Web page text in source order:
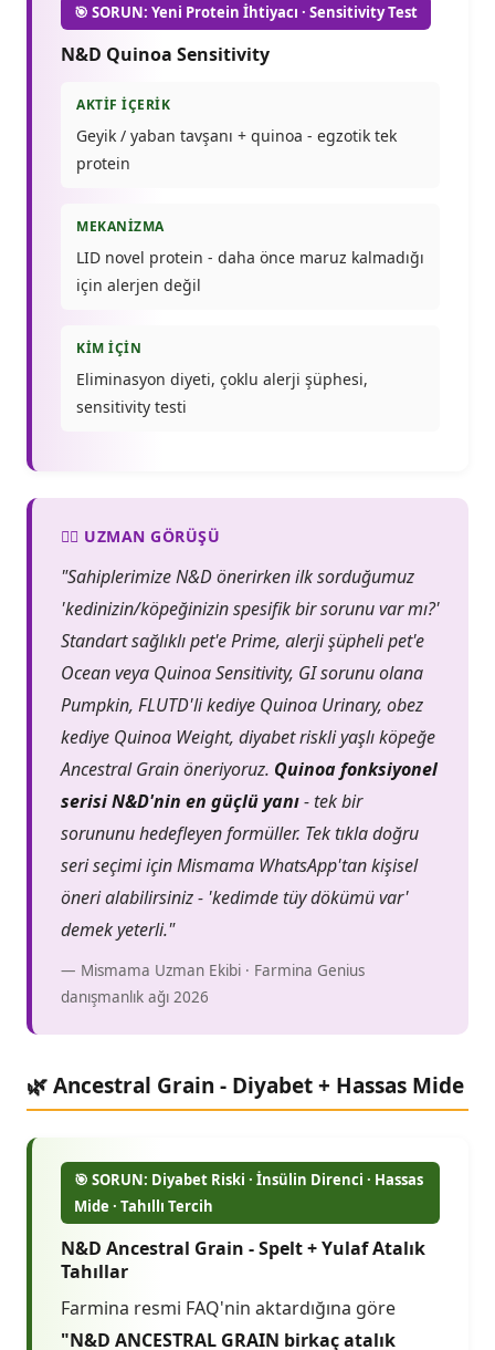
🎯 SORUN: Yeni Protein İhtiyacı · Sensitivity Test
N&D Quinoa Sensitivity
AKTIF İÇERIK
Geyik / yaban tavşanı + quinoa - egzotik tek
protein
MEKANIZMA
LID novel protein - daha önce maruz kalmadığı
için alerjen değil
KIM İÇIN
Eliminasyon diyeti, çoklu alerji şüphesi,
sensitivity testi
👨‍⚕️ UZMAN GÖRÜŞÜ
"Sahiplerimize N&D önerirken ilk sorduğumuz
'kedinizin/köpeğinizin spesifik bir sorunu var mı?'
Standart sağlıklı pet'e Prime, alerji şüpheli pet'e
Ocean veya Quinoa Sensitivity, GI sorunu olana
Pumpkin, FLUTD'li kediye Quinoa Urinary, obez
kediye Quinoa Weight, diyabet riskli yaşlı köpeğe
Ancestral Grain öneriyoruz. Quinoa fonksiyonel
serisi N&D'nin en güçlü yanı- tek bir
sorununu hedefleyen formüller. Tek tıkla doğru
seri seçimi için Mismama WhatsApp'tan kişisel
öneri alabilirsiniz - 'kedimde tüy dökümü var'
demek yeterli."
— Mismama Uzman Ekibi · Farmina Genius
danışmanlık ağı 2026
🌿 Ancestral Grain - Diyabet + Hassas Mide
🎯 SORUN: Diyabet Riski · İnsülin Direnci · Hassas
Mide · Tahıllı Tercih
N&D Ancestral Grain - Spelt + Yulaf Atalık
Tahıllar
Farmina resmi FAQ'nin aktardığına göre
"N&D ANCESTRAL GRAIN birkaç atalık